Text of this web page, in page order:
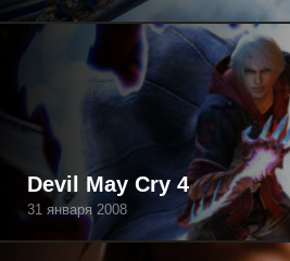
Devil May Cry 4
31 января 2008